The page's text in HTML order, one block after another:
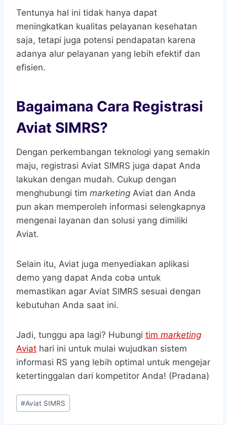
Tentunya hal ini tidak hanya dapat
meningkatkan kualitas pelayanan kesehatan
saja, tetapi juga potensi pendapatan karena
adanya alur pelayanan yang lebih efektif dan
efisien.
Bagaimana Cara Registrasi
Aviat SIMRS?
Dengan perkembangan teknologi yang semakin
maju, registrasi Aviat SIMRS juga dapat Anda
lakukan dengan mudah. Cukup dengan
menghubungi tim marketing Aviat dan Anda
pun akan memperoleh informasi selengkapnya
mengenai layanan dan solusi yang dimiliki
Aviat.
Selain itu, Aviat juga menyediakan aplikasi
demo yang dapat Anda coba untuk
memastikan agar Aviat SIMRS sesuai dengan
kebutuhan Anda saat ini.
Jadi, tunggu apa lagi? Hubungi tim marketing
Aviat hari ini untuk mulai wujudkan sistem
informasi RS yang lebih optimal untuk mengejar
ketertinggalan dari kompetitor Anda! (Pradana)
Post
Tags:
#Aviat SIMRS